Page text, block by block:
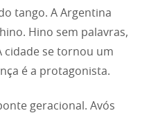
tango. A Argentina
Hino sem palavras,
cidade se tornou um
é a protagonista.
geracional. Avós